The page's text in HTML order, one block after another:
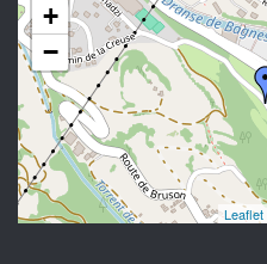
+
−
Leaflet